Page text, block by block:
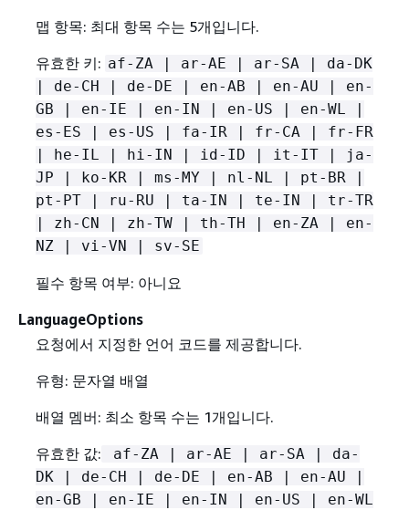
맵 항목: 최대 항목 수는 5개입니다.
유효한 키: af-ZA | ar-AE | ar-SA | da-DK
| de-CH | de-DE | en-AB | en-AU | en-
GB | en-IE | en-IN | en-US | en-WL |
es-ES | es-US | fa-IR | fr-CA | fr-FR
| he-IL | hi-IN | id-ID | it-IT | ja-
JP | ko-KR | ms-MY | nl-NL | pt-BR |
pt-PT | ru-RU | ta-IN | te-IN | tr-TR
| zh-CN | zh-TW | th-TH | en-ZA | en-
NZ | vi-VN | sv-SE
필수 항목 여부: 아니요
LanguageOptions
요청에서 지정한 언어 코드를 제공합니다.
유형: 문자열 배열
배열 멤버: 최소 항목 수는 1개입니다.
유효한 값:
af-ZA | ar-AE | ar-SA | da-
DK | de-CH | de-DE | en-AB | en-AU |
en-GB | en-IE | en-IN | en-US | en-WL